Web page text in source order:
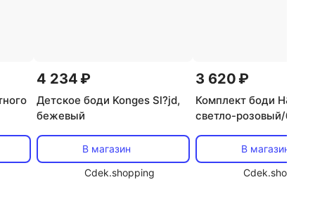
4 234 ₽
Детское боди Konges Sl?jd,
бежевый
В магазин
Cdek.shopping
3 620 ₽
Комплект боди H&M,
светло-розовый/
В магазин
Cdek.shopping